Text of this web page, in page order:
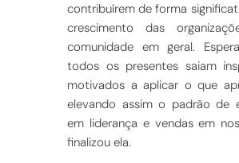
contribuírem de forma
crescimento das
comunidade em geral.
todos os presentes saiam
motivados a aplicar o que
elevando assim o padrão de
em liderança e vendas em
finalizou ela.